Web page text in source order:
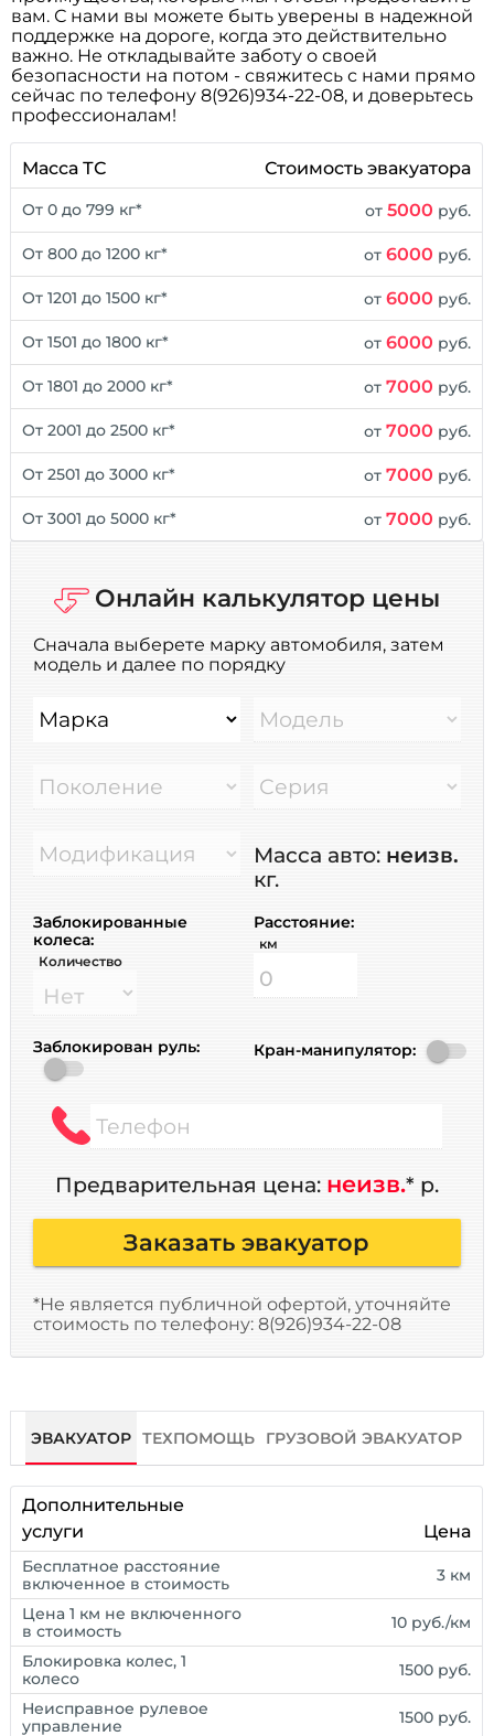
вам. С нами вы можете быть уверены в надежной
поддержке на дороге, когда это действительно
важно. Не откладывайте заботу о своей
безопасности на потом - свяжитесь с нами прямо
сейчас по телефону 8(926)934-22-08, и доверьтесь
профессионалам!
Масса ТС Стоимость эвакуатора
От 0 до 799 кг* от5000 руб.
От 800 до 1200 кг* от6000 руб.
От 1201 до 1500 кг* от6000 руб.
От 1501 до 1800 кг* от6000 руб.
От 1801 до 2000 кг* от7000 руб.
От 2001 до 2500 кг* от7000 руб.
От 2501 до 3000 кг* от7000 руб.
От 3001 до 5000 кг* от7000 руб.
Онлайн калькулятор цены
Сначала выберете марку автомобиля, затем
модель и далее по порядку
Марка Модель
Поколение Серия
Модификация Масса авто: неизв.
кг.
Заблокированные
колеса:
Количество
Расстояние:
км
Заблокирован руль: Кран-манипулятор:
Телефон
Предварительная цена: неизв.* р.
Заказать эвакуатор
*Не является публичной офертой, уточняйте
стоимость по телефону: 8(926)934-22-08
ЭВАКУАТОР ТЕХПОМОЩЬ ГРУЗОВОЙ ЭВАКУАТОР
Дополнительные
услуги
Цена
Бесплатное расстояние
включенное в стоимость
3 км
Цена 1 км не включенного
в стоимость
10 руб./км
Блокировка колес, 1
колесо
1500 руб.
Неисправное рулевое
управление
1500 руб.